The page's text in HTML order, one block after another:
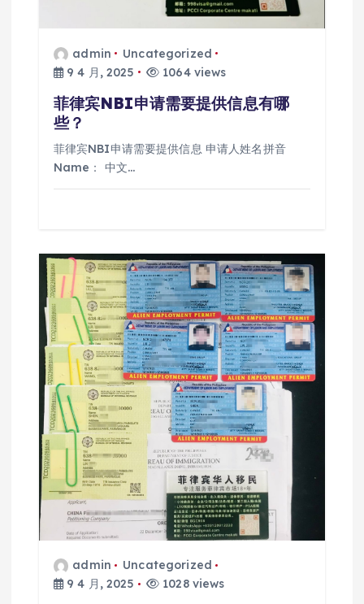
admin
Uncategorized
9 4 月, 2025
1064 views
菲律宾NBI申请需要提供信息有哪
些？
菲律宾NBI申请需要提供信息 申请人姓名拼音
Name： 中文…
admin
Uncategorized
9 4 月, 2025
1028 views